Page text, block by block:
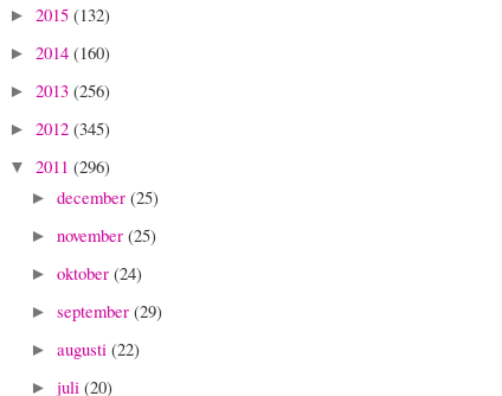
► 2015 (132)
► 2014 (160)
► 2013 (256)
► 2012 (345)
▼ 2011 (296)
► december (25)
► november (25)
► oktober (24)
► september (29)
► augusti (22)
► juli (20)